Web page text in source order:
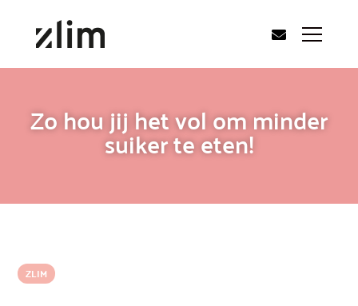
Zo hou jij het vol om minder
suiker te eten!
ZLIM